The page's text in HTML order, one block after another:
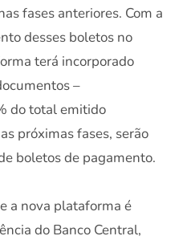
fases anteriores. Com a
desses boletos no
terá incorporado
–
do total emitido
próximas fases, serão
boletos de pagamento.
a nova plataforma é
do Banco Central,